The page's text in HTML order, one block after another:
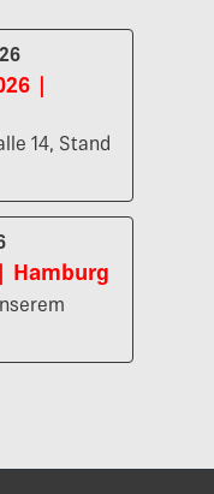
|
14, Stand
| Hamburg